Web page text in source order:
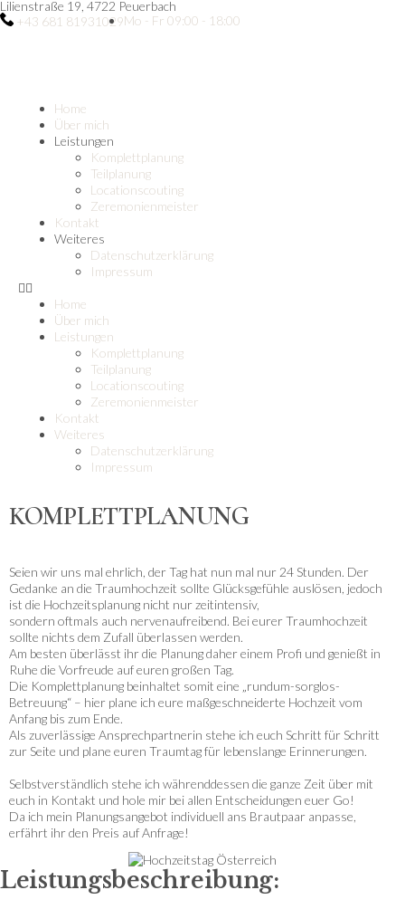
Lilienstraße 19, 4722 Peuerbach
+43 681 81931029Mo - Fr 09:00 - 18:00
Home
Über mich
Leistungen
Komplettplanung
Teilplanung
Locationscouting
Zeremonienmeister
Kontakt
Weiteres
Datenschutzerklärung
Impressum
Home
Über mich
Leistungen
Komplettplanung
Teilplanung
Locationscouting
Zeremonienmeister
Kontakt
Weiteres
Datenschutzerklärung
Impressum
KOMPLETTPLANUNG
Seien wir uns mal ehrlich, der Tag hat nun mal nur 24 Stunden. Der
Gedanke an die Traumhochzeit sollte Glücksgefühle auslösen, jedoch
ist die Hochzeitsplanung nicht nur zeitintensiv,
sondern oftmals auch nervenaufreibend. Bei eurer Traumhochzeit
sollte nichts dem Zufall überlassen werden.
Am besten überlässt ihr die Planung daher einem Profi und genießt in
Ruhe die Vorfreude auf euren großen Tag.
Die Komplettplanung beinhaltet somit eine „rundum-sorglos-
Betreuung“ – hier plane ich eure maßgeschneiderte Hochzeit vom
Anfang bis zum Ende.
Als zuverlässige Ansprechpartnerin stehe ich euch Schritt für Schritt
zur Seite und plane euren Traumtag für lebenslange Erinnerungen.
Selbstverständlich stehe ich währenddessen die ganze Zeit über mit
euch in Kontakt und hole mir bei allen Entscheidungen euer Go!
Da ich mein Planungsangebot individuell ans Brautpaar anpasse,
erfährt ihr den Preis auf Anfrage!
Leistungsbeschreibung: